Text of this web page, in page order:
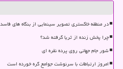
در منطقه خاکستری تصویر سینمایی از بنگاه های
چرا پخش زنده از ثریا گرفته شد؟
شور جام جهانی روی پرده نقره ای
امروز ارتباطات با سرنوشت جوامع گره خورده است